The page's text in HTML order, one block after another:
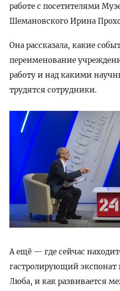
работе с посетителями
Шемановского Ирина
Она рассказала, какие
переименование
работу и над какими
трудятся сотрудники.
А ещё — где сейчас
гастролирующий
Люба, и как развивается